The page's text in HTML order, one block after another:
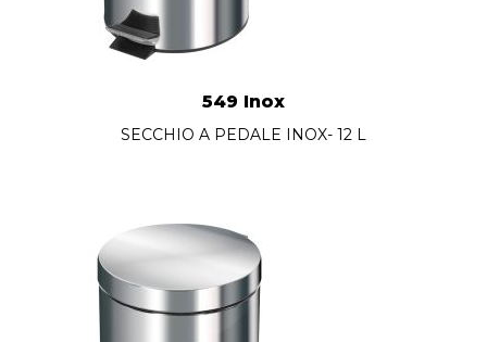
549 Inox
SECCHIO A PEDALE INOX- 12 L